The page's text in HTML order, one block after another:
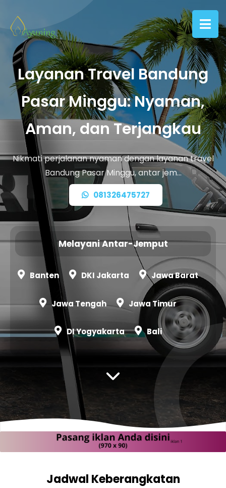
Layanan Travel Bandung
Pasar Minggu: Nyaman,
Aman, dan Terjangkau
Nikmati perjalanan nyaman dengan layanan travel
Bandung Pasar Minggu, antar jem…
081326475727
Melayani Antar-Jemput
Banten DKI Jakarta Jawa Barat
Jawa Tengah Jawa Timur
DI Yogyakarta Bali
Jadwal Keberangkatan